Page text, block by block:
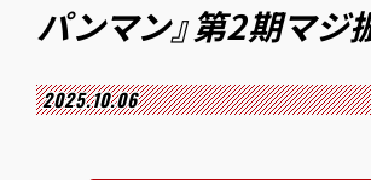
ONAIR
GOODS
パンマン』第2期マジ
2025.10.06